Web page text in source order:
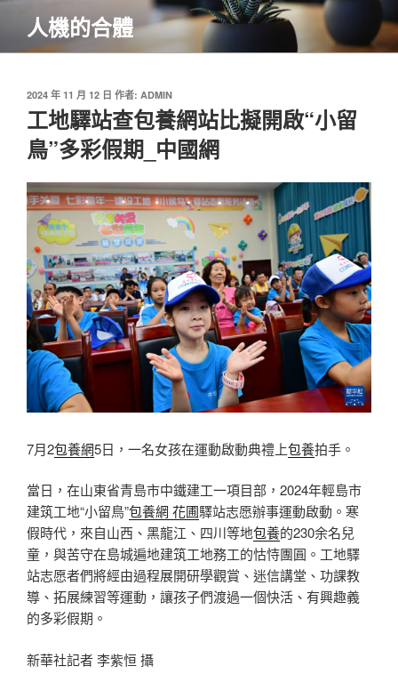
主
人機的合體
發
佈
於
2024 年 11 月 12 日 作者: ADMIN
工地驛站查包養網站比擬開啟“小留
鳥”多彩假期_中國網
7月2包養網5日，一名女孩在運動啟動典禮上包養拍手。
當日，在山東省青島市中鐵建工一項目部，2024年輕島市
建筑工地“小留鳥”包養網 花圃驛站志愿辦事運動啟動。寒
假時代，來自山西、黑龍江、四川等地包養的230余名兒
童，與苦守在島城遍地建筑工地務工的怙恃團圓。工地驛
站志愿者們將經由過程展開研學觀賞、迷信講堂、功課教
導、拓展練習等運動，讓孩子們渡過一個快活、有興趣義
的多彩假期。
新華社記者 李紫恒 攝